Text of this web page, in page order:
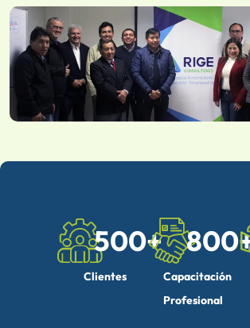
Clientes
500+
Capacitación
Profesional
800